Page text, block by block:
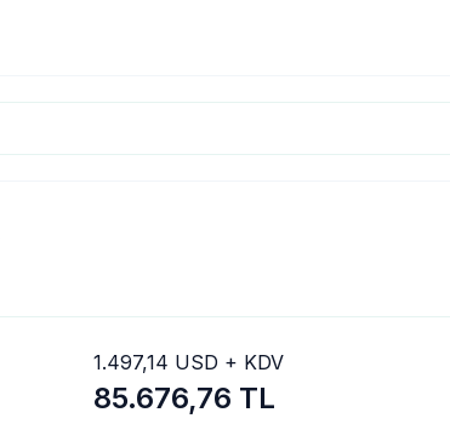
85.676,76 TL
1.497,14 USD + KDV